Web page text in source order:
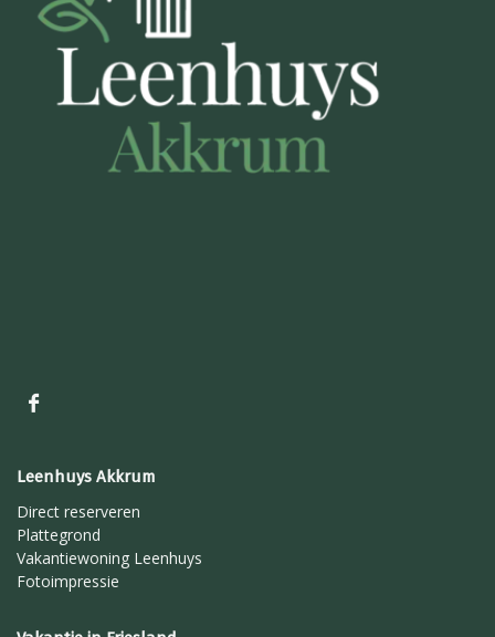
Leenhuys Akkrum
Direct reserveren
Plattegrond
Vakantiewoning Leenhuys
Fotoimpressie